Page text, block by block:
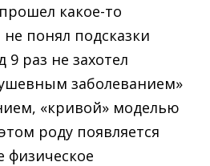
какое-то
понял подсказки
9 раз не захотел
заболеванием»
«кривой» моделью
роду появляется
физическое